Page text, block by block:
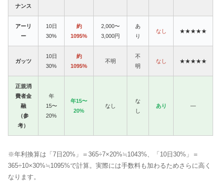
ナンス
アーリ
ー
10日
30%
約
1095%
2,000〜
3,000円
あ
り
なし ★★★★★
ガッツ
10日
30%
約
1095%
不明
不
明
なし ★★★★★
正規消
費者金
融
（参
考）
年
15〜
20%
年15〜
20%
なし
な
し
あり —
※年利換算は「7日20%」＝365÷7×20%≒1043%、「10日30%」＝
365÷10×30%≒1095%で計算。実際には手数料も加わるためさらに高く
なります。